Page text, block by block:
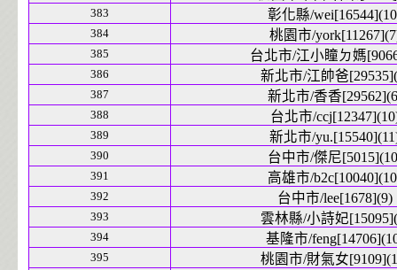
383 彰化縣/
384 桃園市/
385 台北市/江小瞳ㄉ媽
386 新北市/江帥爸
387 新北市/香香
388 台北市/
389 新北市/
390 台中市/傑尼
391 高雄市/
392 台中市/lee[1678](9)
393 雲林縣/小詩妃
394 基隆市/
395 桃園市/財氣女